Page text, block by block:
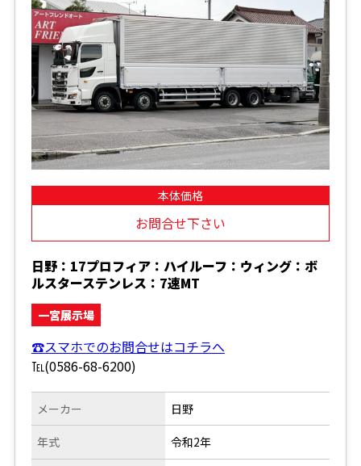
本体価格
お問合せ下さい
日野：17プロフィア：ハイルーフ：ウィング：ボ
ルスターステンレス：7速MT
一宮展示場
☎スマホでのお問合せはコチラへ
℡(0586-68-6200)
メーカー
年式
日野
令和2年